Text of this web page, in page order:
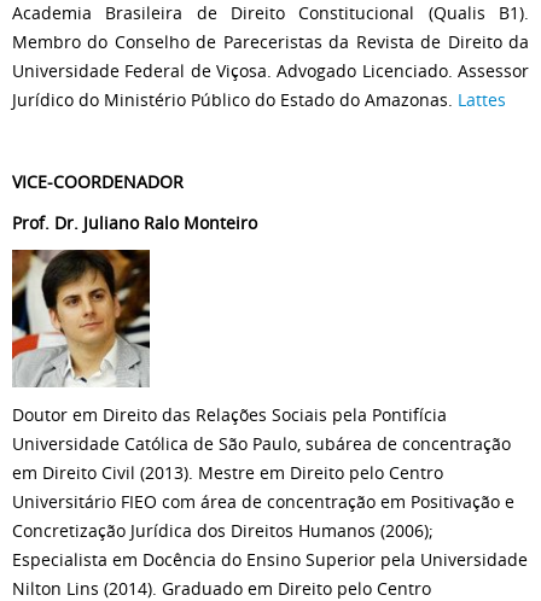
Academia Brasileira de Direito Constitucional (Qualis B1).
Membro do Conselho de Pareceristas da Revista de Direito da
Universidade Federal de Viçosa. Advogado Licenciado. Assessor
Jurídico do Ministério Público do Estado do Amazonas. Lattes
VICE-COORDENADOR
Prof. Dr. Juliano Ralo Monteiro
Doutor em Direito das Relações Sociais pela Pontifícia
Universidade Católica de São Paulo, subárea de concentração
em Direito Civil (2013). Mestre em Direito pelo Centro
Universitário FIEO com área de concentração em Positivação e
Concretização Jurídica dos Direitos Humanos (2006);
Especialista em Docência do Ensino Superior pela Universidade
Nilton Lins (2014). Graduado em Direito pelo Centro